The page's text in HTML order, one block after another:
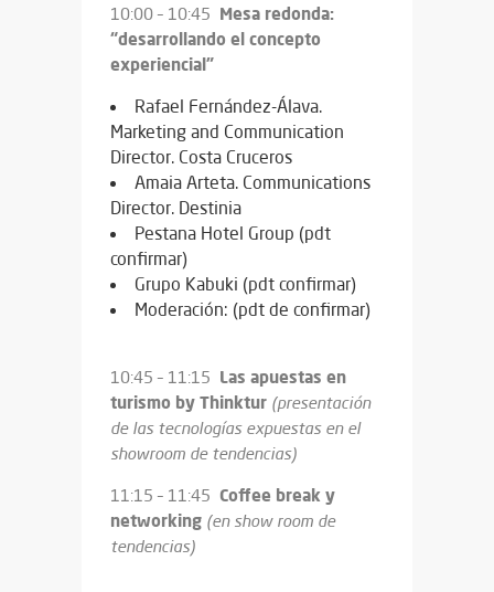
10:00 – 10:45 Mesa redonda:
“desarrollando el concepto
experiencial”
Rafael Fernández-Álava.
Marketing and Communication
Director. Costa Cruceros
Amaia Arteta. Communications
Director. Destinia
Pestana Hotel Group (pdt
confirmar)
Grupo Kabuki (pdt confirmar)
Moderación: (pdt de confirmar)
10:45 – 11:15 Las apuestas en
turismo by Thinktur (presentación
de las tecnologías expuestas en el
showroom de tendencias)
11:15 – 11:45 Coffee break y
networking (en show room de
tendencias)